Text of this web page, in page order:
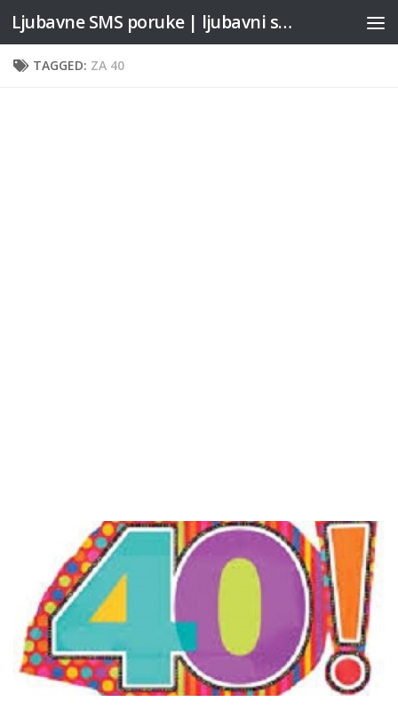
Skip to content Ljubavne SMS poruke | ljubavni stihovi
TAGGED: ZA 40